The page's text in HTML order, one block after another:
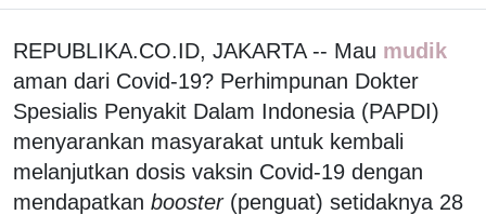
REPUBLIKA.CO.ID, JAKARTA -- Mau mudik
aman dari Covid-19? Perhimpunan Dokter
Spesialis Penyakit Dalam Indonesia (PAPDI)
menyarankan masyarakat untuk kembali
melanjutkan dosis vaksin Covid-19 dengan
mendapatkan booster(penguat) setidaknya 28